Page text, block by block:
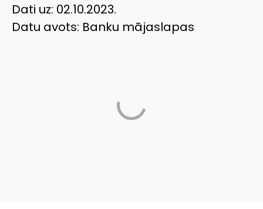
Dati uz: 02.10.2023.
Datu avots: Banku mājaslapas